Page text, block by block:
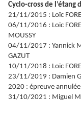
Cyclo-cross de l’étang
21/11/2015 : Loïc
06/11/2016 : Loïc
MOUSSY
04/11/2017 : Yannick
GAZUT
10/11/2018 : Loïc
23/11/2019 : Damien
2020 : épreuve annulée
31/10/2021 : Miguel